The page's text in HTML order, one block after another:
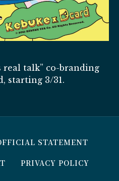
real talk” co-branding
starting 3/31.
STATEMENT
PRIVACY POLICY